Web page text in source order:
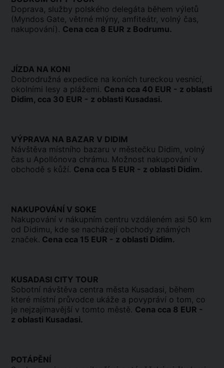
Doprava, služby polského delegáta během výletů
(Myndos Gate, větrné mlýny, amfiteátr, volný čas,
nakupování). Cena cca 8 EUR z Bodrumu.
JÍZDA NA KONI
Dobrodružná expedice na koních tureckou vesnicí,
okolními lesy a plážemi. Cena cca 40 EUR - z oblasti
Didim, cca 30 EUR - z oblasti Kusadasi.
VÝPRAVA NA BAZAR V DIDIM
Návštěva místního bazaru v městečku Didim, volný
čas u Apollónova chrámu. Možnost nakupování v
obchodě s kůží. Cena cca 5 EUR - z oblasti Didim.
NAKUPOVÁNÍ V SOKE
Nakupování v nákupním centru vzdáleném asi 50 km
od Didimu, kde se nacházejí obchody známých
značek. Cena cca 15 EUR - z oblasti Didim.
KUSADASI CITY TOUR
Sobotní návštěva centra města Kusadasi, během
které místní průvodce ukáže a povypráví o tom, co
je nejzajímavější v tomto městě. Cena cca 8 EUR -
z oblasti Kusadasi.
POTÁPĚNÍ